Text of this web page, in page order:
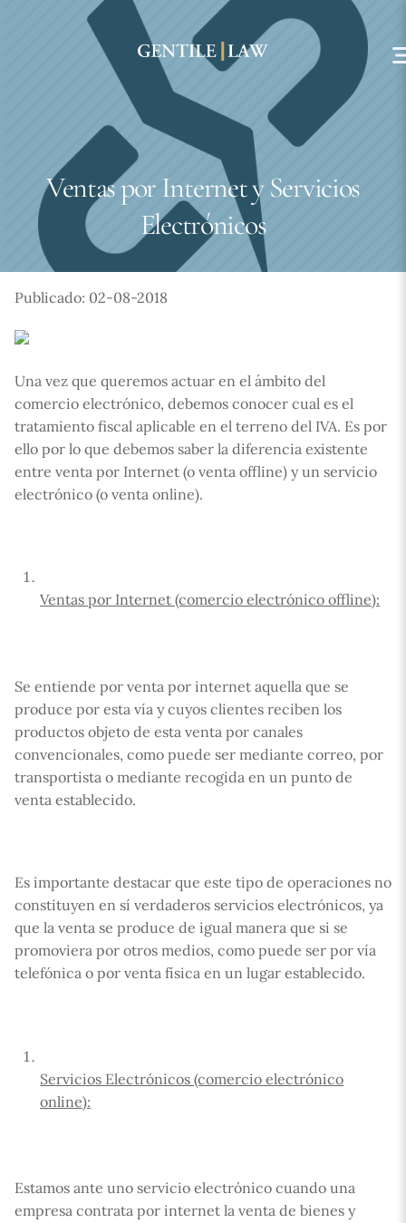
Ventas por Internet y Servicios
Electrónicos
Publicado: 02-08-2018
Una vez que queremos actuar en el ámbito del
comercio electrónico, debemos conocer cual es el
tratamiento fiscal aplicable en el terreno del IVA. Es por
ello por lo que debemos saber la diferencia existente
entre venta por Internet (o venta offline) y un servicio
electrónico (o venta online).
Ventas por Internet (comercio electrónico offline):
Se entiende por venta por internet aquella que se
produce por esta vía y cuyos clientes reciben los
productos objeto de esta venta por canales
convencionales, como puede ser mediante correo, por
transportista o mediante recogida en un punto de
venta establecido.
Es importante destacar que este tipo de operaciones no
constituyen en sí verdaderos servicios electrónicos, ya
que la venta se produce de igual manera que si se
promoviera por otros medios, como puede ser por vía
telefónica o por venta física en un lugar establecido.
Servicios Electrónicos (comercio electrónico
online):
Estamos ante uno servicio electrónico cuando una
empresa contrata por internet la venta de bienes y